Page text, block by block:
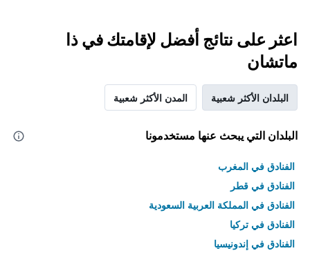
اعثر على نتائج أفضل لإقامتك في ذا
ماتشان
البلدان الأكثر شعبية المدن الأكثر شعبية
البلدان التي يبحث عنها مستخدمونا
الفنادق في المغرب
الفنادق في قطر
الفنادق في المملكة العربية السعودية
الفنادق في تركيا
الفنادق في إندونيسيا